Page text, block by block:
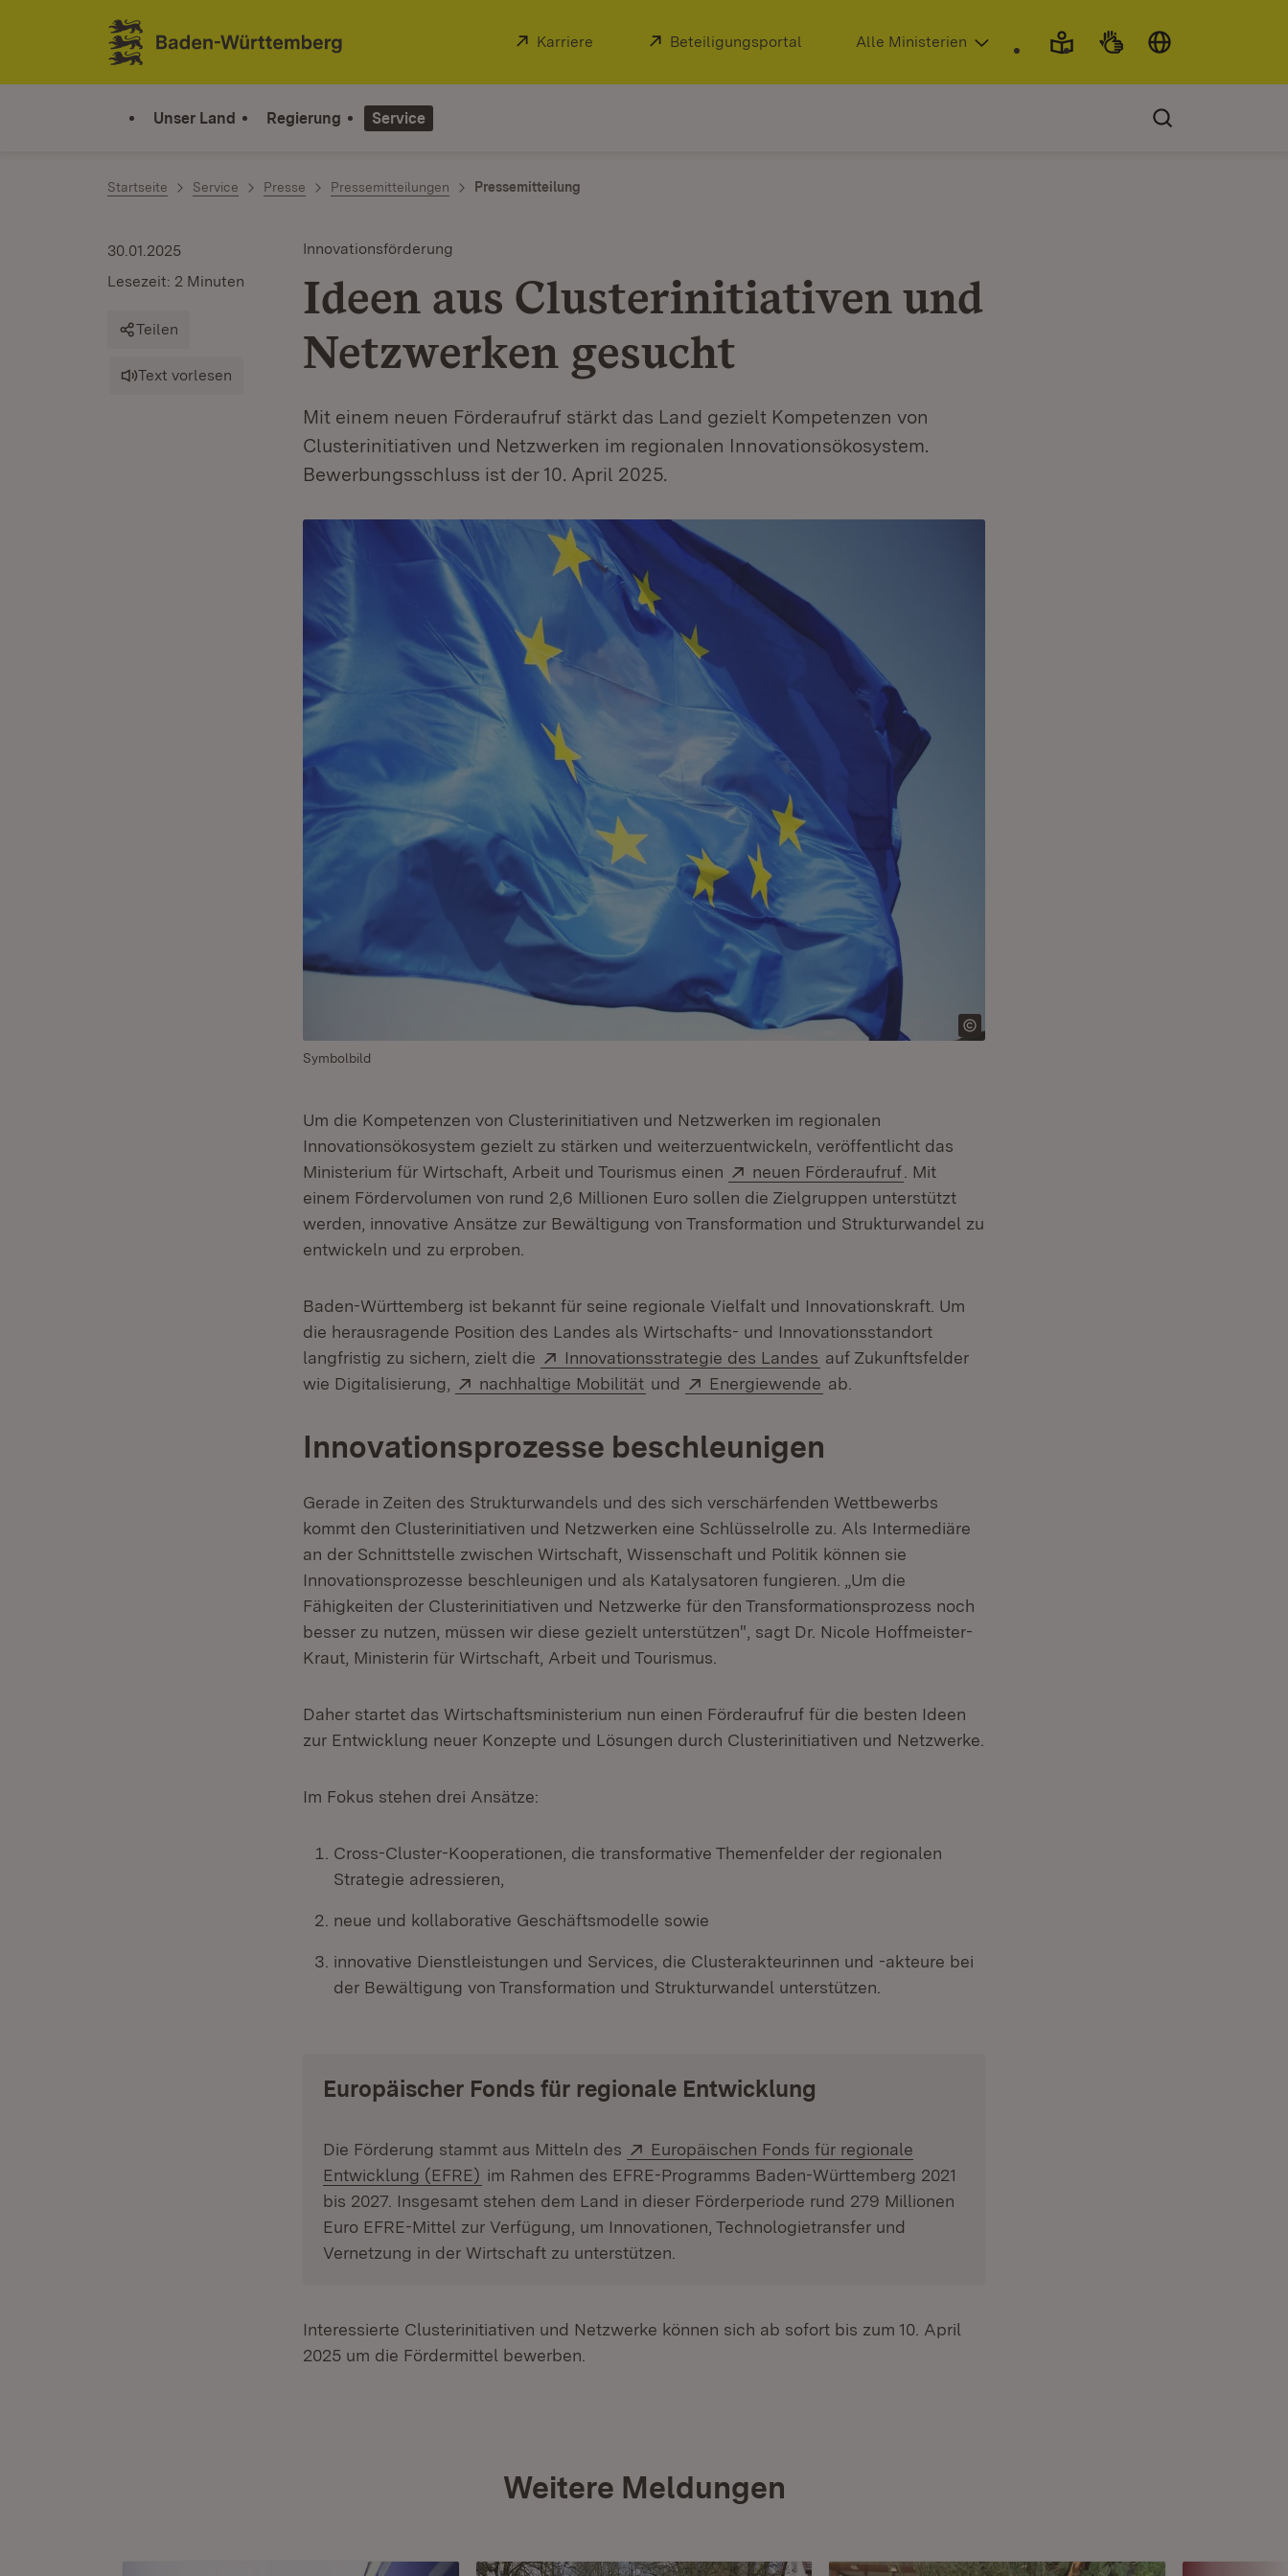
Zum Inhalt springen
Link zur Startseite
Extern:
Karriere (Öffnet in neuem Fenster)
Extern:
Beteiligungsportal (Öffnet in neuem Fenster)
Alle Ministerien
Unser Land Regierung Service
Startseite Service Presse Pressemitteilungen Pressemitteilung
Innovationsförderung
Ideen aus Clusterinitiativen und
Netzwerken gesucht
Mit einem neuen Förderaufruf stärkt das Land gezielt Kompetenzen von
Clusterinitiativen und Netzwerken im regionalen Innovationsökosystem.
Bewerbungsschluss ist der 10. April 2025.
30.01.2025
Lesezeit: 2 Minuten
Teilen
Text vorlesen
Symbolbild
Um die Kompetenzen von Clusterinitiativen und Netzwerken im regionalen
Innovationsökosystem gezielt zu stärken und weiterzuentwickeln, veröffentlicht das
Ministerium für Wirtschaft, Arbeit und Tourismus einen
Extern:
neuen Förderaufruf (Öffnet in neuem Fenster)
. Mit
einem Fördervolumen von rund 2,6 Millionen Euro sollen die Zielgruppen unterstützt
werden, innovative Ansätze zur Bewältigung von Transformation und Strukturwandel zu
entwickeln und zu erproben.
Baden-Württemberg ist bekannt für seine regionale Vielfalt und Innovationskraft. Um
die herausragende Position des Landes als Wirtschafts- und Innovationsstandort
langfristig zu sichern, zielt die
Extern:
Innovationsstrategie des Landes (Öffnet in neuem Fenster)
auf Zukunftsfelder
wie Digitalisierung,
Extern:
nachhaltige Mobilität (Öffnet in neuem Fenster)
und Extern:
Energiewende (Öffnet in neuem Fenster)
ab.
Innovationsprozesse beschleunigen
Gerade in Zeiten des Strukturwandels und des sich verschärfenden Wettbewerbs
kommt den Clusterinitiativen und Netzwerken eine Schlüsselrolle zu. Als Intermediäre
an der Schnittstelle zwischen Wirtschaft, Wissenschaft und Politik können sie
Innovationsprozesse beschleunigen und als Katalysatoren fungieren. „Um die
Fähigkeiten der Clusterinitiativen und Netzwerke für den Transformationsprozess noch
besser zu nutzen, müssen wir diese gezielt unterstützen", sagt Dr. Nicole Hoffmeister-
Kraut, Ministerin für Wirtschaft, Arbeit und Tourismus.
Daher startet das Wirtschaftsministerium nun einen Förderaufruf für die besten Ideen
zur Entwicklung neuer Konzepte und Lösungen durch Clusterinitiativen und Netzwerke.
Im Fokus stehen drei Ansätze:
Cross-Cluster-Kooperationen, die transformative Themenfelder der regionalen
Strategie adressieren,
neue und kollaborative Geschäftsmodelle sowie
innovative Dienstleistungen und Services, die Clusterakteurinnen und -akteure bei
der Bewältigung von Transformation und Strukturwandel unterstützen.
Europäischer Fonds für regionale Entwicklung
Die Förderung stammt aus Mitteln des Extern:
Europäischen Fonds für regionale
Entwicklung (EFRE) (Öffnet in neuem Fenster)
im Rahmen des EFRE-Programms Baden-Württemberg 2021
bis 2027. Insgesamt stehen dem Land in dieser Förderperiode rund 279 Millionen
Euro EFRE-Mittel zur Verfügung, um Innovationen, Technologietransfer und
Vernetzung in der Wirtschaft zu unterstützen.
Interessierte Clusterinitiativen und Netzwerke können sich ab sofort bis zum 10. April
2025 um die Fördermittel bewerben.
Weitere Meldungen